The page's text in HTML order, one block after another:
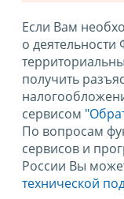
Если Вам
о
получить
сервисом
По вопросам
сервисов и
России Вы
технической